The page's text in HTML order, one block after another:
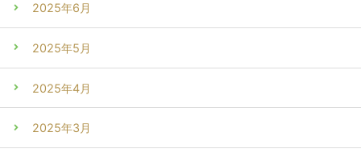
2025年6月
2025年5月
2025年4月
2025年3月